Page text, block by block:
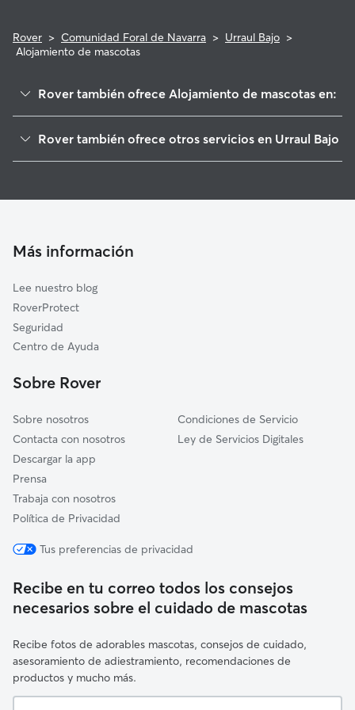
Rover > Comunidad Foral de Navarra > Urraul Bajo >
Alojamiento de mascotas
Rover también ofrece Alojamiento de mascotas en:
Aoiz/Agoitz
Aibar/Oibar
Lónguida/Longida
Urroz-Villa
Ezprogui
Yesa
Rover también ofrece otros servicios en Urraul Bajo
Cuidado de mascota en Urraul Bajo
Más información
Lee nuestro blog
RoverProtect
Seguridad
Centro de Ayuda
Sobre Rover
Sobre nosotros
Contacta con nosotros
Descargar la app
Prensa
Trabaja con nosotros
Política de Privacidad
Condiciones de Servicio
Ley de Servicios Digitales
Tus preferencias de privacidad
Recibe en tu correo todos los consejos
necesarios sobre el cuidado de mascotas
Recibe fotos de adorables mascotas, consejos de cuidado,
asesoramiento de adiestramiento, recomendaciones de
productos y mucho más.